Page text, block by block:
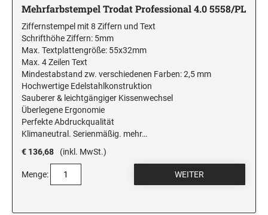
Mehrfarbstempel Trodat Professional 4.0 5558/PL
Ziffernstempel mit 8 Ziffern und Text
Schrifthöhe Ziffern: 5mm
Max. Textplattengröße: 55x32mm
Max. 4 Zeilen Text
Mindestabstand zw. verschiedenen Farben: 2,5 mm
Hochwertige Edelstahlkonstruktion
Sauberer & leichtgängiger Kissenwechsel
Überlegene Ergonomie
Perfekte Abdruckqualität
Klimaneutral. Serienmäßig. mehr…
€ 136,68
(inkl. MwSt.)
Menge: